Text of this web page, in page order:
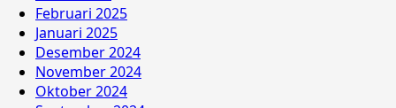
Februari 2025
Januari 2025
Desember 2024
November 2024
Oktober 2024